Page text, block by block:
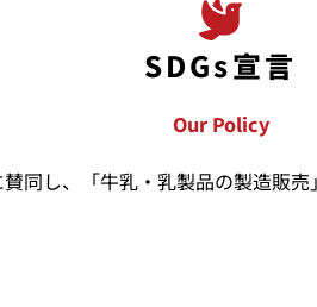
SDGs宣言
Our Policy
同し、「牛乳・乳製品の製造販